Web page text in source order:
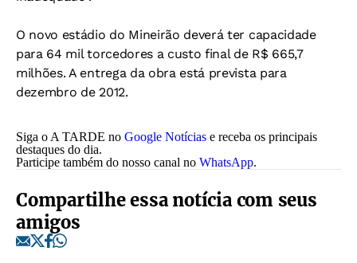
O novo estádio do Mineirão deverá ter capacidade
para 64 mil torcedores a custo final de R$ 665,7
milhões. A entrega da obra está prevista para
dezembro de 2012.
Siga o A TARDE no Google Notícias e receba os principais
destaques do dia.
Participe também do nosso canal no WhatsApp.
Compartilhe essa notícia com seus
amigos